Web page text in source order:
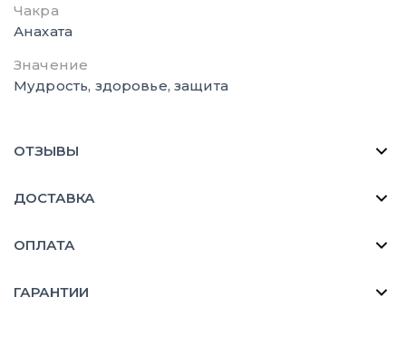
Чакра
Анахата
Значение
Мудрость, здоровье, защита
ОТЗЫВЫ
ДОСТАВКА
ОПЛАТА
ГАРАНТИИ